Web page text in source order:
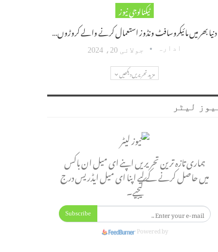
ٹیکنالوجی نیوز
دنیا بھر میں مائیکروسافٹ ونڈوز استعمال کرنے والے کروڑوں…
ادارہ جولائی 20، 2024
مزید تحریریں دیکھیں
لیٹر
ہماری تازہ ترین تحریریں اپنے ای میل ان باکس
میں حاصل کرنے کے لیے اپنا ای میل ایڈریس درج
کیجیے۔
Subscribe
Powered by